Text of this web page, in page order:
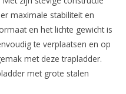
maximale stabiliteit en
en het lichte gewicht is
te verplaatsen en op
met deze trapladder.
met grote stalen